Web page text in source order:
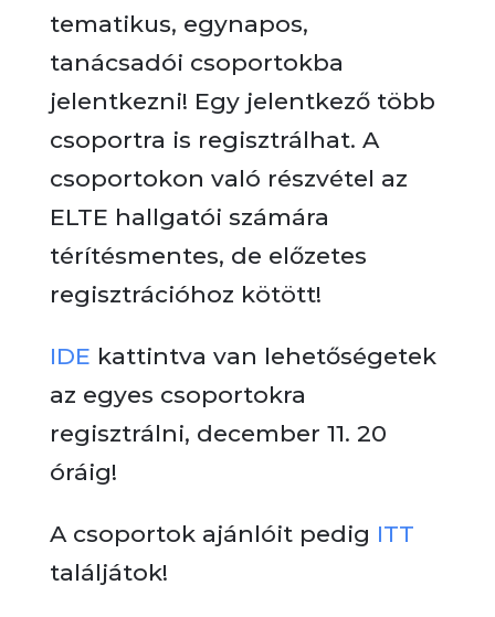
tematikus, egynapos,
tanácsadói csoportokba
jelentkezni! Egy jelentkező több
csoportra is regisztrálhat. A
csoportokon való részvétel az
ELTE hallgatói számára
térítésmentes, de előzetes
regisztrációhoz kötött!
IDE kattintva van lehetőségetek
az egyes csoportokra
regisztrálni, december 11. 20
óráig!
A csoportok ajánlóit pedig ITT
találjátok!